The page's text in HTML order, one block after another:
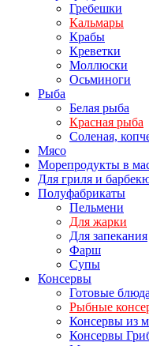
Гребешки
Кальмары
Крабы
Креветки
Моллюски
Осьминоги
Рыба
Белая рыба
Красная рыба
Соленая,
Мясо
Морепродукты в
Для гриля и
Полуфабрикаты
Пельмени
Для жарки
Для запекания
Фарш
Супы
Консервы
Готовые блюда
Рыбные
Консервы из
Консервы